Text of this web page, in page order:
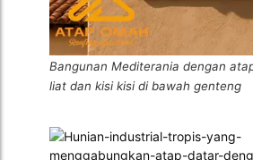
Bangunan Mediterania dengan
liat dan kisi kisi di bawah genteng